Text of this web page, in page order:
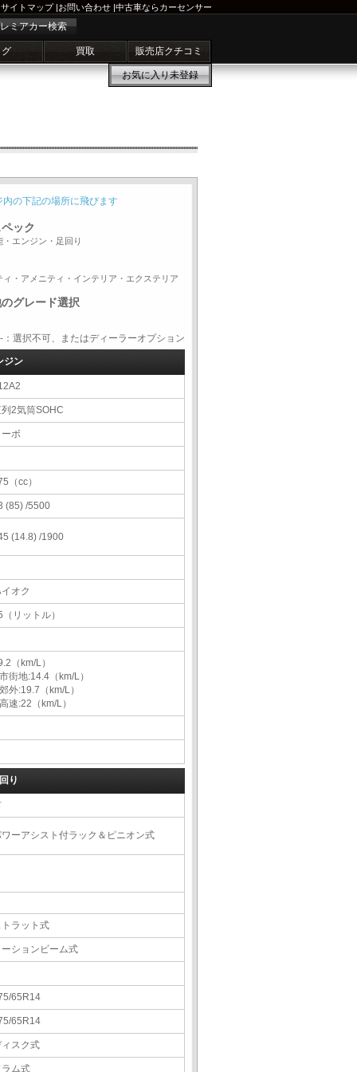
サイトマップ|お問い合わせ |中古車ならカーセンサー
ミアカー検索
買取 販売店クチコミ
お気に入り未登録
内の下記の場所に飛びます
ック
・エンジン・足回り
ィ・アメニティ・インテリア・エクステリア
グレード選択
択不可、またはディーラーオプション
ジン
2気筒SOHC
ボ
（cc）
(85) /5500
(14.8) /1900
オク
（リットル）
（km/L）
街地:14.4（km/L）
外:19.7（km/L）
速:22（km/L）
り
ーアシスト付ラック＆ピニオン式
ラット式
ションビーム式
65R14
65R14
スク式
ム式